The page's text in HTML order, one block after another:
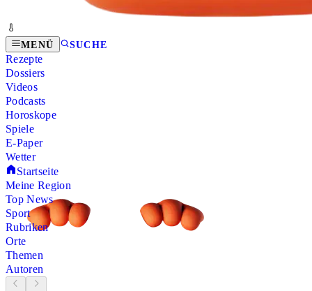
MENÜ SUCHE
Rezepte
Dossiers
Videos
Podcasts
Horoskope
Spiele
E-Paper
Wetter
Startseite
Meine Region
Top News
Sport
Rubriken
Orte
Themen
Autoren